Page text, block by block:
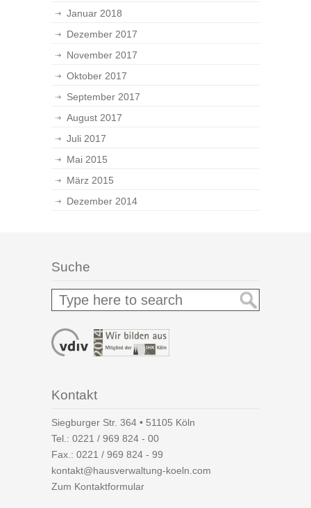
Januar 2018
Dezember 2017
November 2017
Oktober 2017
September 2017
August 2017
Juli 2017
Mai 2015
März 2015
Dezember 2014
Suche
Kontakt
Siegburger Str. 364 • 51105 Köln
Tel.: 0221 / 969 824 - 00
Fax.: 0221 / 969 824 - 99
kontakt@hausverwaltung-koeln.com
Zum Kontaktformular